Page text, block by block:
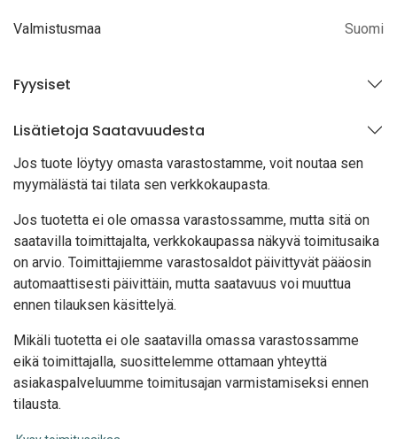
Valmistusmaa Suomi
Fyysiset
Lisätietoja Saatavuudesta
Jos tuote löytyy omasta varastostamme, voit noutaa sen
myymälästä tai tilata sen verkkokaupasta.
Jos tuotetta ei ole omassa varastossamme, mutta sitä on
saatavilla toimittajalta, verkkokaupassa näkyvä toimitusaika
on arvio. Toimittajiemme varastosaldot päivittyvät pääosin
automaattisesti päivittäin, mutta saatavuus voi muuttua
ennen tilauksen käsittelyä.
Mikäli tuotetta ei ole saatavilla omassa varastossamme
eikä toimittajalla, suosittelemme ottamaan yhteyttä
asiakaspalveluumme toimitusajan varmistamiseksi ennen
tilausta.